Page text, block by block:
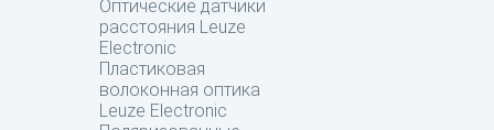
Оптические датчики
расстояния Leuze
Electronic
Пластиковая
волоконная оптика
Leuze Electronic